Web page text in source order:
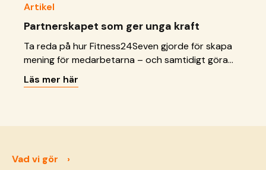
Artikel
Partnerskapet som ger unga kraft
Ta reda på hur Fitness24Seven gjorde för skapa
mening för medarbetarna – och samtidigt göra
skillnad för unga.
Läs mer här
Vad vi gör